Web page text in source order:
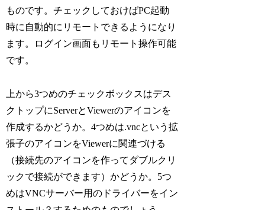
ものです。チェックしておけばPC起動
時に自動的にリモートできるようになり
ます。ログイン画面もリモート操作可能
です。
上から3つめのチェックボックスはデス
クトップにServerとViewerのアイコンを
作成するかどうか。4つめは.vncという拡
張子のアイコンをViewerに関連づける
（接続先のアイコンを作ってダブルクリ
ックで接続ができます）かどうか。5つ
めはVNCサーバー用のドライバーをイン